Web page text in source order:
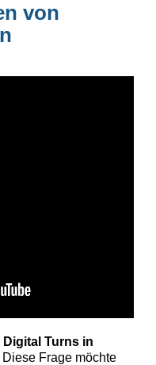
von
Digital Turns in
Frage möchte